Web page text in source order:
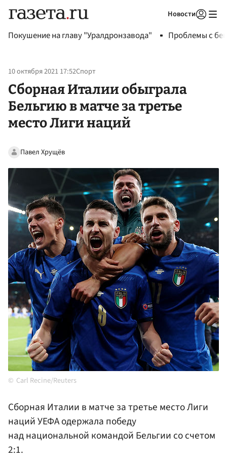
Новости
Покушение на главу "Уралдронзавода" Проблемы с
10 октября 2021 17:52Спорт
Сборная Италии обыграла
Бельгию в матче за третье
место Лиги наций
Павел Хрущёв
Carl Recine/Reuters
Сборная Италии в матче за третье место Лиги
наций УЕФА одержала победу
над национальной командой Бельгии со счетом
2:1.